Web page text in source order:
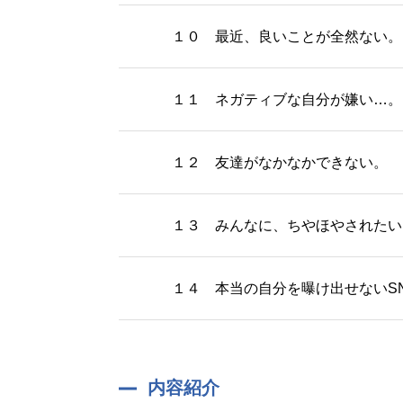
１０ 最近、良いことが全然ない。
１１ ネガティブな自分が嫌い…。
１２ 友達がなかなかできない。
１３ みんなに、ちやほやされたい
１４ 本当の自分を曝け出せない
内容紹介